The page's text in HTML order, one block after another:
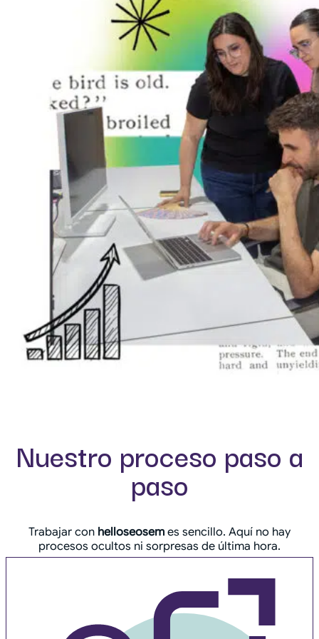
Nuestro proceso paso a
paso
Trabajar con helloseosem es sencillo. Aquí no hay
procesos ocultos ni sorpresas de última hora.